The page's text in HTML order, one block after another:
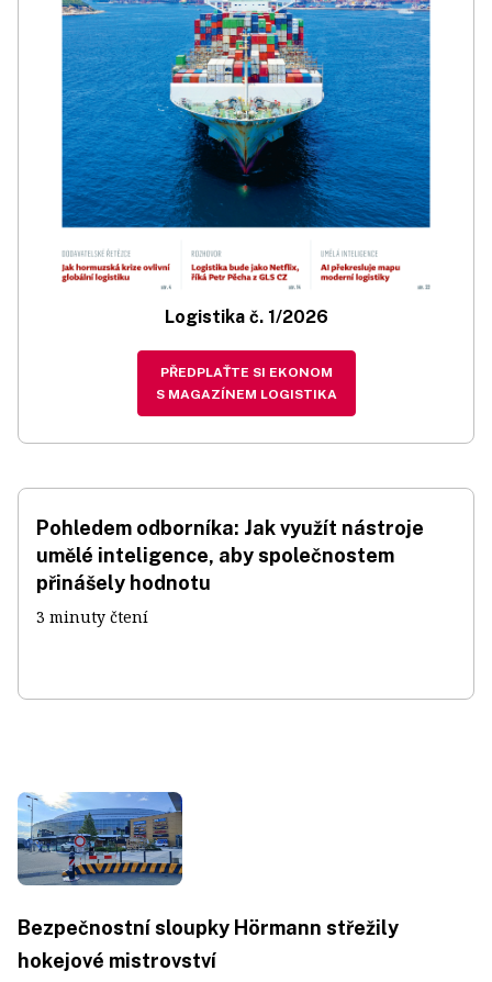
Logistika č. 1/2026
PŘEDPLAŤTE SI EKONOM
S MAGAZÍNEM LOGISTIKA
Pohledem odborníka: Jak využít nástroje
umělé inteligence, aby společnostem
přinášely hodnotu
3 minuty čtení
Bezpečnostní sloupky Hörmann střežily
hokejové mistrovství